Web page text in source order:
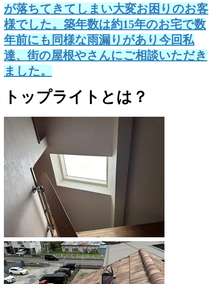
が落ちてきてしまい大変お困りのお客
様でした。築年数は約15年のお宅で数
年前にも同様な雨漏りがあり今回私
達、街の屋根やさんにご相談いただき
ました。
トップライトとは？